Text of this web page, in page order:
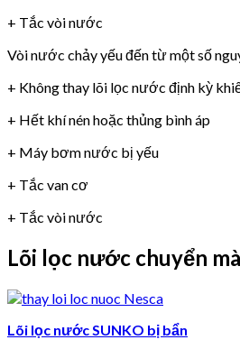
+ Tắc vòi nước
Vòi nước chảy yếu đến từ một số
+ Không thay lõi lọc nước định kỳ
+ Hết khí nén hoặc thủng bình áp
+ Máy bơm nước bị yếu
+ Tắc van cơ
+ Tắc vòi nước
Lõi lọc nước chuyển
Lõi lọc nước SUNKO bị bẩn